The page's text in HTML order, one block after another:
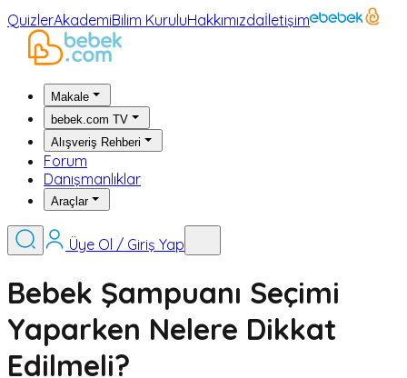
QuizlerAkademiBilim KuruluHakkımızdaİletişim
Makale
bebek.com TV
Alışveriş Rehberi
Forum
Danışmanlıklar
Araçlar
Üye Ol / Giriş Yap
Bebek Şampuanı Seçimi
Yaparken Nelere Dikkat
Edilmeli?